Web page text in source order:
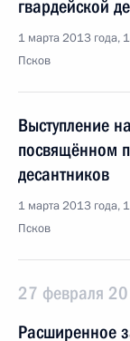
гвардейской
1 марта 2013 года,
Псков
Выступление
посвящённом
десантников
1 марта 2013 года,
Псков
27 февраля
Расширенное